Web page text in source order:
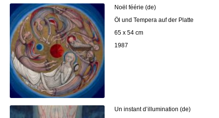
Noël féérie (de)
Öl und Tempera auf der Platte
65 x 54 cm
1987
Un instant d’illumination (de)